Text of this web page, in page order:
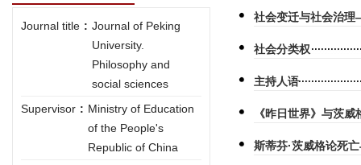
Journal title : Journal of Peking
University.
Philosophy and
social sciences
Supervisor : Ministry of Education
of the People's
Republic of China
社会变迁与社会治
社会分类权
主持人语
《昨日世界》与茨
斯蒂芬·茨威格论死